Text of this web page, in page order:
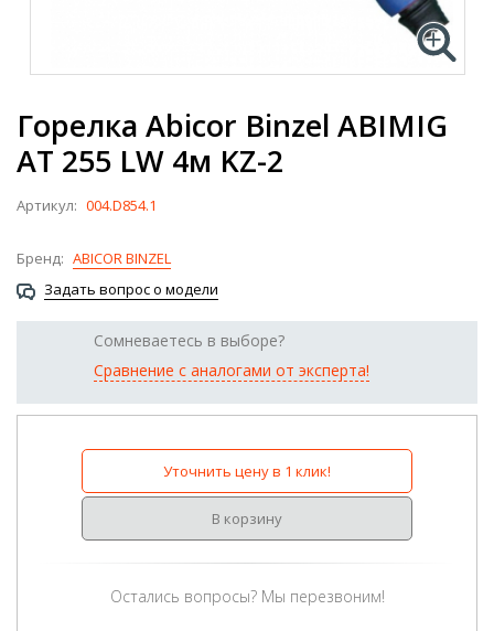
Горелка Abicor Binzel ABIMIG
AT 255 LW 4м KZ-2
Артикул: 004.D854.1
Бренд: ABICOR BINZEL
Задать вопрос о модели
Сомневаетесь в выборе?
Сравнение с аналогами от эксперта!
Уточнить цену в 1 клик!
В корзину
Остались вопросы? Мы перезвоним!